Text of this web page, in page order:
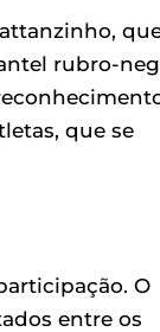
rubro-
que se
O
entre os